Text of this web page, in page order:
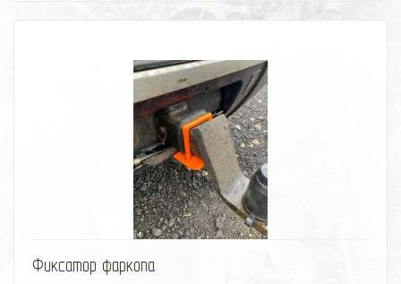
Защита петель: экокожа;
Фиксатор фаркопа